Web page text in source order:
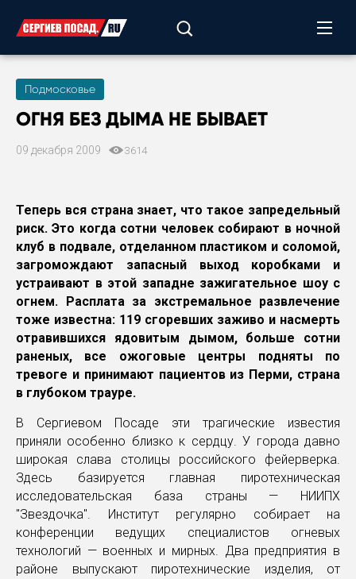
Подмосковье
ОГНЯ БЕЗ ДЫМА НЕ БЫВАЕТ
09 декабря 2009 3614
Теперь вся страна знает, что такое запредельный
риск. Это когда сотни человек собирают в ночной
клуб в подвале, отделанном пластиком и соломой,
загромождают запасный выход коробками и
устраивают в этой западне зажигательное шоу с
огнем. Расплата за экстремальное развлечение
тоже известна: 119 сгоревших заживо и насмерть
отравившихся ядовитым дымом, больше сотни
раненых, все ожоговые центры подняты по
тревоге и принимают пациентов из Перми, страна
в глубоком трауре.
В Сергиевом Посаде эти трагические известия
приняли особенно близко к сердцу. У города давно
широкая слава столицы российского фейерверка.
Здесь базируется главная пиротехническая
исследовательская база страны — НИИПХ
"Звездочка". Институт регулярно собирает на
конференции ведущих специалистов огневых
технологий — военных и мирных. Два предприятия в
районе выпускают пиротехнические изделия, от